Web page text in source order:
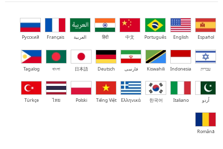
Español
English
Português
中文
हिंदी العربية Français
Русский
עברית Indonesia
Kiswahili فارسی Deutsch
日本語
বাংলা
Tagalog
اُردو Italiano
한국어
Ελληνικά
Tiếng Việt
Polski
ไทย
Türkçe
Română